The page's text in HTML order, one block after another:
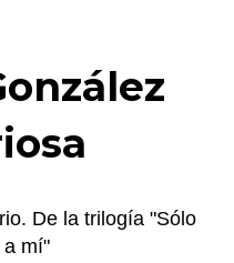
De la trilogía "Sólo
a mí"